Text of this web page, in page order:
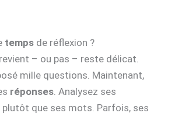
temps de réflexion ?
– ou pas – reste délicat.
mille questions. Maintenant,
réponses . Analysez ses
plutôt que ses mots. Parfois, ses